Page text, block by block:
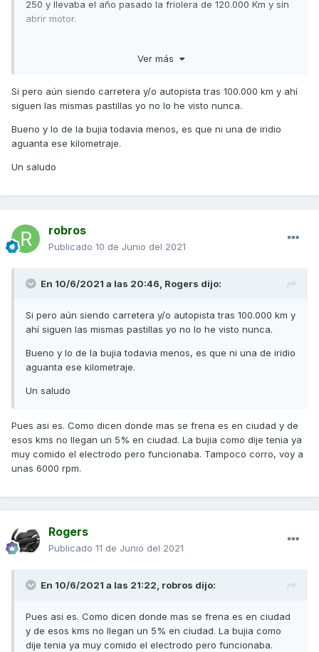
250 y llevaba el año pasado la friolera de 120.000 Km y sin
abrir motor.
Un saludo
Ver más
Si pero aún siendo carretera y/o autopista tras 100.000 km y ahí
siguen las mismas pastillas yo no lo he visto nunca.
Bueno y lo de la bujia todavia menos, es que ni una de iridio
aguanta ese kilometraje.
Un saludo
robros
Publicado 10 de Junio del 2021
En 10/6/2021 a las 20:46, Rogers dijo:
Si pero aún siendo carretera y/o autopista tras 100.000 km y
ahí siguen las mismas pastillas yo no lo he visto nunca.
Bueno y lo de la bujia todavia menos, es que ni una de iridio
aguanta ese kilometraje.
Un saludo
Pues asi es. Como dicen donde mas se frena es en ciudad y de
esos kms no llegan un 5% en ciudad. La bujia como dije tenia ya
muy comido el electrodo pero funcionaba. Tampoco corro, voy a
unas 6000 rpm.
Rogers
Publicado 11 de Junio del 2021
En 10/6/2021 a las 21:22, robros dijo:
Pues asi es. Como dicen donde mas se frena es en ciudad
y de esos kms no llegan un 5% en ciudad. La bujia como
dije tenia ya muy comido el electrodo pero funcionaba.